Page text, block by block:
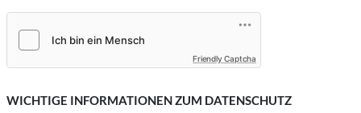
Friendly Captcha
WICHTIGE INFORMATIONEN ZUM DATENSCHUTZ